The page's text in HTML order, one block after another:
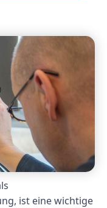
ist eine wichtige